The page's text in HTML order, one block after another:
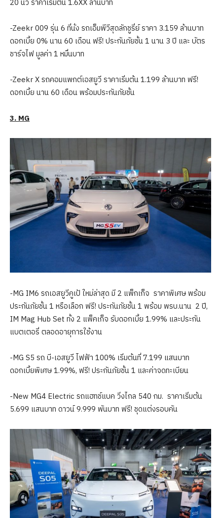
20 นิ้ว ราคาเริ่มต้น 1.6XX ล้านบาท
-Zeekr 009 รุ่น 6 ที่นั่ง รถเอ็มพีวีสุดลักชูรี่ย์ ราคา 3.159 ล้านบาท
ดอกเบี้ย 0% นาน 60 เดือน ฟรี! ประกันภัยชั้น 1 นาน 3 ปี และ บัตร
ชาร์จไฟ มูลค่า 1 หมื่นบาท
-Zeekr X รถคอมแพกต์เอสยูวี ราคาเริ่มต้น 1.199 ล้านบาท ฟรี!
ดอกเบี้ย นาน 60 เดือน พร้อมประกันภัยชั้น
3.MG
-MG IM6 รถเอสยูวีคูเป้ ใหม่ล่าสุด มี 2 แพ็กเก็จ ราคาพิเศษ พร้อม
ประกันภัยชั้น 1 หรือเลือก ฟรี! ประกันภัยชั้น 1 พร้อม พรบ.นาน 2 ปี,
IM Mag Hub Set ทั้ง 2 แพ็คเก็จ รับดอกเบี้ย 1.99% และประกัน
แบตเตอรี่ ตลอดอายุการใช้งาน
-MG S5 รถ บี-เอสยูวี ไฟฟ้า 100% เริ่มต้นที่ 7.199 แสนบาท
ดอกเบี้ยพิเศษ 1.99%, ฟรี! ประกันภัยชั้น 1 และค่าจดทะเบียน
-New MG4 Electric รถแฮทช์แบค วิ่งไกล 540 กม. ราคาเริ่มต้น
5.699 แสนบาท ดาวน์ 9.999 พันบาท ฟรี! ชุดแต่งรอบคัน